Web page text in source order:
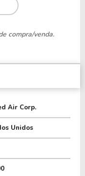
um
a empresa
5,01 e nos
SEE ficou em
do BDR
exterior através
compra/venda.
Air Corp.
Unidos